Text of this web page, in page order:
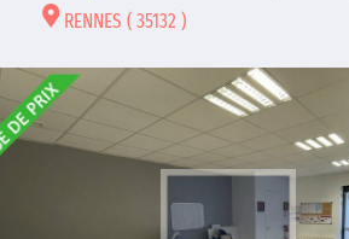
RENNES ( 35132 )